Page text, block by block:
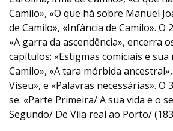
Camilo», «O que há sobre Manuel
de Camilo», «Infância de Camilo». O
«A garra da ascendência», encerra
capítulos: «Estigmas comiciais e
Camilo», «A tara mórbida
Viseu», e «Palavras necessárias». O
se: «Parte Primeira/ A sua vida e o
Segundo/ De Vila real ao Porto/